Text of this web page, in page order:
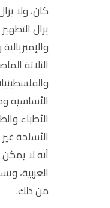
كان، ولا
الثلاثة
الأساسية
الأطباء
الأسلحة
أنه لا
الغربية،
من ذلك.